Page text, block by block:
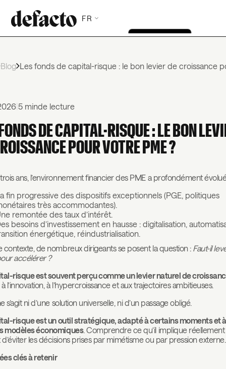
FR
Blog Les fonds de capital-risque : le bon levier de croissance
5 minde lecture
DE CAPITAL-RISQUE : LE BON
POUR VOTRE PME ?
ans, l’environnement financier des PME a profondément
fin progressive des dispositifs exceptionnels (PGE, politiques
très accommodantes).
remontée des taux d’intérêt.
besoins d’investissement en hausse : digitalisation,
énergétique, réindustrialisation.
contexte, de nombreux dirigeants se posent la question : Faut-il
accélérer ?
risque est souvent perçu comme un levier naturel de
l’innovation, à l’hypercroissance et aux trajectoires ambitieuses.
s’agit ni d’une solution universelle, ni d’un passage obligé.
risque est un outil stratégique, adapté à certains moments et à
modèles économiques. Comprendre ce qu’il implique réellement
les décisions prises par mimétisme ou par pression externe.
clés à retenir